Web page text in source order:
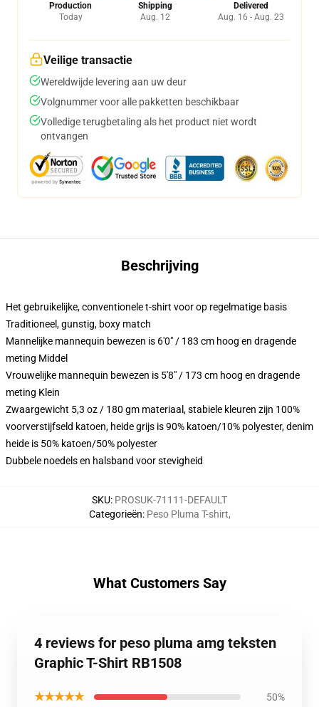
Production
Today
Shipping
Aug. 12
Delivered
Aug. 16 - Aug. 23
Veilige transactie
Wereldwijde levering aan uw deur
Volgnummer voor alle pakketten beschikbaar
Volledige terugbetaling als het product niet wordt
ontvangen
Beschrijving
Het gebruikelijke, conventionele t-shirt voor op regelmatige basis
Traditioneel, gunstig, boxy match
Mannelijke mannequin bewezen is 6'0" / 183 cm hoog en dragende
meting Middel
Vrouwelijke mannequin bewezen is 5'8" / 173 cm hoog en dragende
meting Klein
Zwaargewicht 5,3 oz / 180 gm materiaal, stabiele kleuren zijn 100%
voorverstijfseld katoen, heide grijs is 90% katoen/10% polyester, denim
heide is 50% katoen/50% polyester
Dubbele noedels en halsband voor stevigheid
SKU: PROSUK-71111-DEFAULT
Categorieën: Peso Pluma T-shirt,
What Customers Say
4 reviews for peso pluma amg teksten
Graphic T-Shirt RB1508
★★★★★ 50%